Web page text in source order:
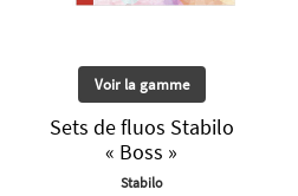
Voir la gamme
Sets de fluos Stabilo
« Boss »
Stabilo